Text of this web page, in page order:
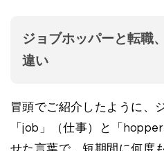
ジョブホッパーと転職
違い
冒頭でご紹介したように、
「job」（仕事）と「